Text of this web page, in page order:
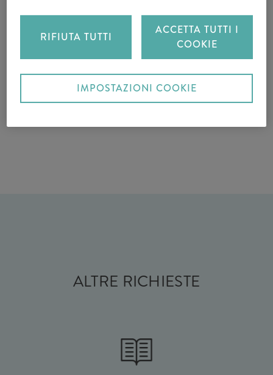
ALTRE RICHIESTE
RIFIUTA TUTTI
ACCETTA TUTTI I
COOKIE
IMPOSTAZIONI COOKIE